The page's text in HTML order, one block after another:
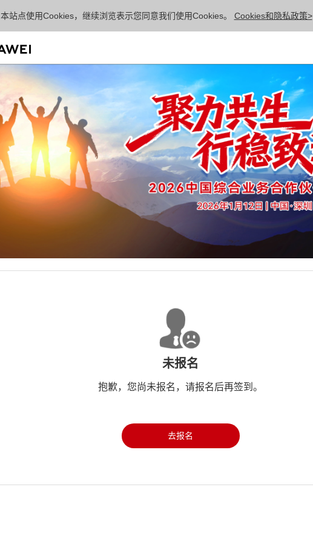
本站点使用Cookies，继续浏览表示您同意我们使用Cookies。 Cookies和隐私政策>
未报名
抱歉，您尚未报名，请报名后再签到。
去报名